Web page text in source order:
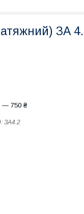
ЗА
— 750 ₴
ЗА4.2